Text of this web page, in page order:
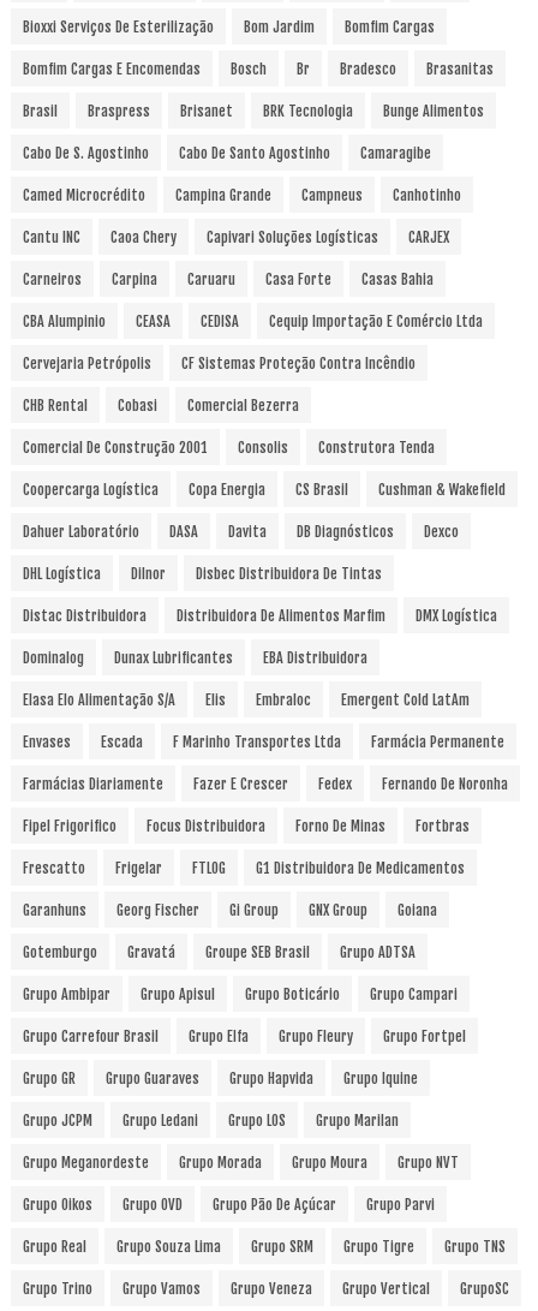
Bioxxi Serviços De Esterilização Bom Jardim Bomfim Cargas
Bomfim Cargas E Encomendas Bosch Br Bradesco Brasanitas
Brasil Braspress Brisanet BRK Tecnologia Bunge Alimentos
Cabo De S. Agostinho Cabo De Santo Agostinho Camaragibe
Camed Microcrédito Campina Grande Campneus Canhotinho
Cantu INC Caoa Chery Capivari Soluções Logísticas CARJEX
Carneiros Carpina Caruaru Casa Forte Casas Bahia
CBA Alumpinio CEASA CEDISA Cequip Importação E Comércio Ltda
Cervejaria Petrópolis CF Sistemas Proteção Contra Incêndio
CHB Rental Cobasi Comercial Bezerra
Comercial De Construção 2001 Consolis Construtora Tenda
Coopercarga Logística Copa Energia CS Brasil Cushman & Wakefield
Dahuer Laboratório DASA Davita DB Diagnósticos Dexco
DHL Logística Dilnor Disbec Distribuidora De Tintas
Distac Distribuidora Distribuidora De Alimentos Marfim DMX Logística
Dominalog Dunax Lubrificantes EBA Distribuidora
Elasa Elo Alimentação S/A Elis Embraloc Emergent Cold LatAm
Envases Escada F Marinho Transportes Ltda Farmácia Permanente
Farmácias Diariamente Fazer E Crescer Fedex Fernando De Noronha
Fipel Frigorifico Focus Distribuidora Forno De Minas Fortbras
Frescatto Frigelar FTLOG G1 Distribuidora De Medicamentos
Garanhuns Georg Fischer Gi Group GNX Group Goiana
Gotemburgo Gravatá Groupe SEB Brasil Grupo ADTSA
Grupo Ambipar Grupo Apisul Grupo Boticário Grupo Campari
Grupo Carrefour Brasil Grupo Elfa Grupo Fleury Grupo Fortpel
Grupo GR Grupo Guaraves Grupo Hapvida Grupo Iquine
Grupo JCPM Grupo Ledani Grupo LOS Grupo Marilan
Grupo Meganordeste Grupo Morada Grupo Moura Grupo NVT
Grupo Oikos Grupo OVD Grupo Pão De Açúcar Grupo Parvi
Grupo Real Grupo Souza Lima Grupo SRM Grupo Tigre Grupo TNS
Grupo Trino Grupo Vamos Grupo Veneza Grupo Vertical GrupoSC